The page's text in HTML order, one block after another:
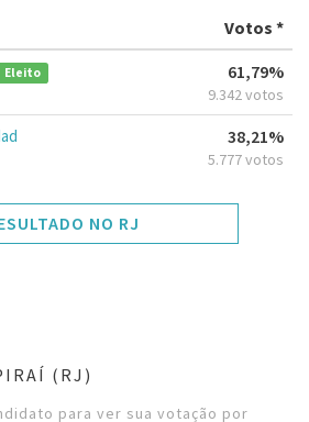
Votos *
Eleito 61,79%
9.342 votos
38,21%
5.777 votos
NO RJ
(RJ)
para ver sua votação por